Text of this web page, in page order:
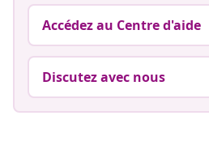
Accédez au Centre d'aide
Discutez avec nous